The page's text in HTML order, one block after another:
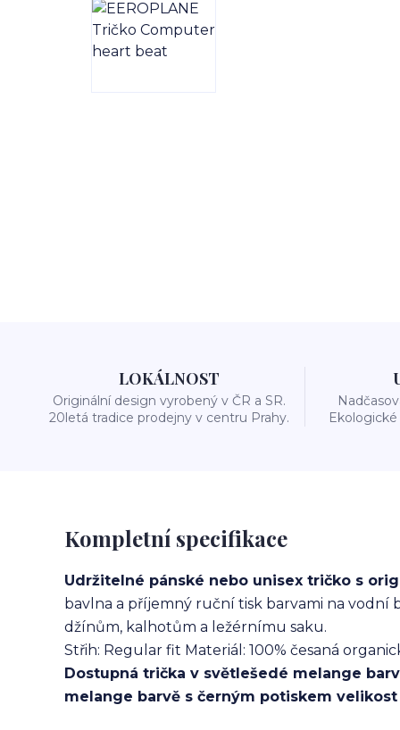
LOKÁLNOST
Originální design vyrobený v ČR a SR.
20letá tradice prodejny v centru Prahy.
Kompletní specifikace
Udržitelné pánské nebo unisex tričko s
bavlna a příjemný ruční tisk barvami na vodní
džínům, kalhotům a ležérnímu saku.
Střih: Regular fit Materiál: 100% česaná
Dostupná trička v světlešedé melange
melange barvě s černým potiskem